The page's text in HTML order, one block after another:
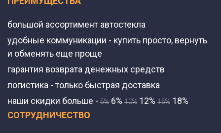
большой ассортимент автостекла
удобные коммуникации - купить просто, вернуть
и обменять еще проще
гарантия возврата денежных средств
логистика - только быстрая доставка
наши скидки больше - 5% 6% 10% 12% 15% 18%
СОТРУДНИЧЕСТВО